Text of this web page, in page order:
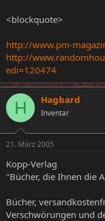
<blockquote>
http://www.pm-
http://
edi=120474
H Hagbard
Inventar
21. März 2005
Kopp-Verlag
"Bücher, die Ihnen die
Bücher,
Verschwörungen und